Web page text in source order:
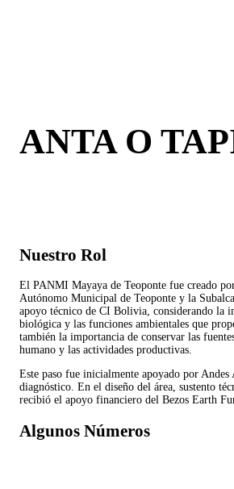
ANTA O
Nuestro Rol
El PANMI Mayaya de Teoponte fue creado
Autónomo Municipal de Teoponte y la
apoyo técnico de CI Bolivia, considerando la
biológica y las funciones ambientales que
también la importancia de conservar las
humano y las actividades productivas.
Este paso fue inicialmente apoyado por Andes
diagnóstico. En el diseño del área, sustento
recibió el apoyo financiero del Bezos Earth
Algunos Números